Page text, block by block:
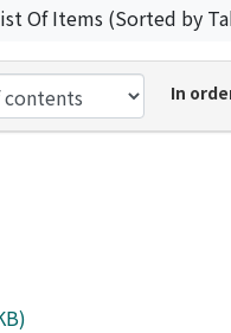
Of Items (Sorted by
In